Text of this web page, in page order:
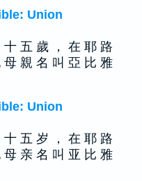
Union
五 歲 ， 在 耶 路
親 名 叫 亞 比 雅
Union
五 岁 ， 在 耶 路
亲 名 叫 亚 比 雅